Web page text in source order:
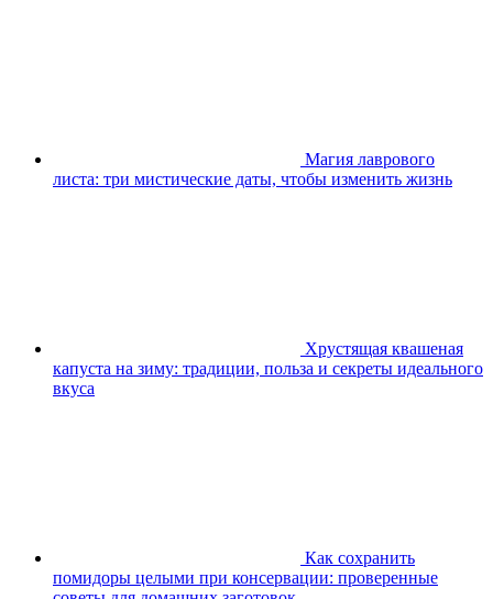
Магия лаврового
листа: три мистические даты, чтобы изменить жизнь
Хрустящая квашеная
капуста на зиму: традиции, польза и секреты идеального
вкуса
Как сохранить
помидоры целыми при консервации: проверенные